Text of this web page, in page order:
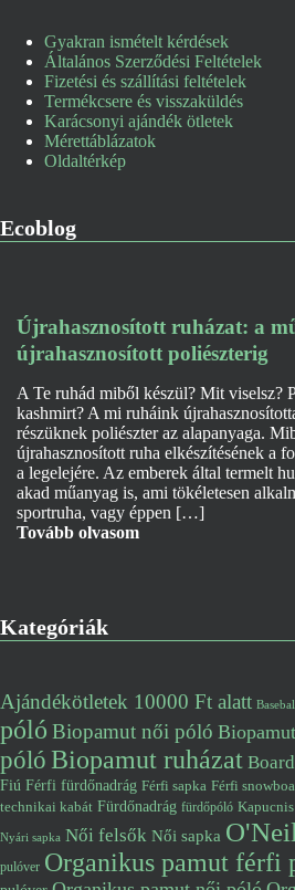
Gyakran ismételt kérdések
Általános Szerződési Feltételek
Fizetési és szállítási feltételek
Termékcsere és visszaküldés
Karácsonyi ajándék ötletek
Mérettáblázatok
Oldaltérkép
Ecoblog
Újrahasznosított ruházat: a
újrahasznosított poliészterig
A Te ruhád miből készül? Mit viselsz?
kashmirt? A mi ruháink
részüknek poliészter az alapanyaga.
újrahasznosított ruha elkészítésének a
a legelejére. Az emberek által termelt
akad műanyag is, ami tökéletesen
sportruha, vagy éppen […]
Tovább olvasom
Kategóriák
Ajándékötletek 10000 Ft alatt
póló Biopamut női póló
pólóBiopamut ruházat
Fiú Férfi fürdőnadrág Férfi sapka Férfi
technikai kabát Fürdőnadrág fürdőpóló
Nyári sapka Női felsők Női sapka
pulóver Organikus pamut férfi